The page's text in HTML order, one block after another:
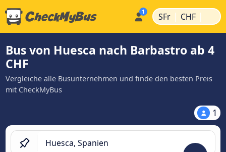
SFr | CHF |
Bus von Huesca nach Barbastro ab 4
CHF
Vergleiche alle Busunternehmen und finde den besten Preis
mit CheckMyBus
1